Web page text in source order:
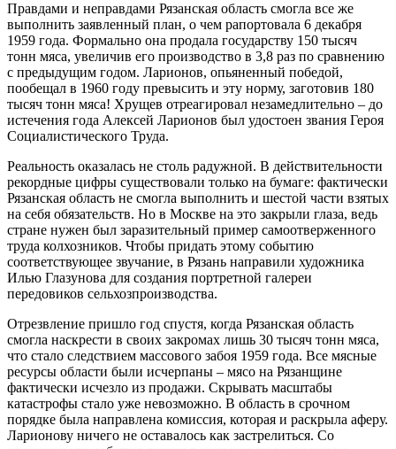
Правдами и неправдами Рязанская область смогла все же
выполнить заявленный план, о чем рапортовала 6 декабря
1959 года. Формально она продала государству 150 тысяч
тонн мяса, увеличив его производство в 3,8 раз по сравнению
с предыдущим годом. Ларионов, опьяненный победой,
пообещал в 1960 году превысить и эту норму, заготовив 180
тысяч тонн мяса! Хрущев отреагировал незамедлительно – до
истечения года Алексей Ларионов был удостоен звания Героя
Социалистического Труда.
Реальность оказалась не столь радужной. В действительности
рекордные цифры существовали только на бумаге: фактически
Рязанская область не смогла выполнить и шестой части взятых
на себя обязательств. Но в Москве на это закрыли глаза, ведь
стране нужен был заразительный пример самоотверженного
труда колхозников. Чтобы придать этому событию
соответствующее звучание, в Рязань направили художника
Илью Глазунова для создания портретной галереи
передовиков сельхозпроизводства.
Отрезвление пришло год спустя, когда Рязанская область
смогла наскрести в своих закромах лишь 30 тысяч тонн мяса,
что стало следствием массового забоя 1959 года. Все мясные
ресурсы области были исчерпаны – мясо на Рязанщине
фактически исчезло из продажи. Скрывать масштабы
катастрофы стало уже невозможно. В область в срочном
порядке была направлена комиссия, которая и раскрыла аферу.
Ларионову ничего не оставалось как застрелиться. Со